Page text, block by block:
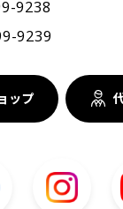
9238
9239
ップ